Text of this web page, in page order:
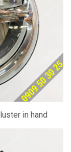
in hand